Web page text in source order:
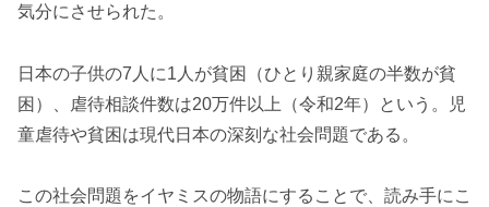
気分にさせられた。
日本の子供の7人に1人が貧困（ひとり親家庭の半数が貧
困）、虐待相談件数は20万件以上（令和2年）という。児
童虐待や貧困は現代日本の深刻な社会問題である。
この社会問題をイヤミスの物語にすることで、読み手にこ